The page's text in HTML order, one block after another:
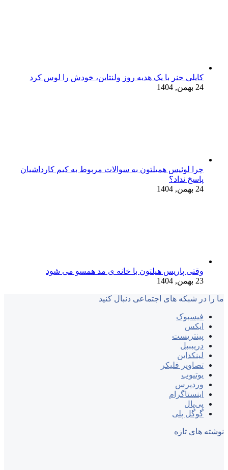
کایلی جنر با یک هدیه روز ولنتاین، خودش را لوس کرد
24 بهمن, 1404
چرا لوئیس همیلتون به سوالات مربوط به کیم کارداشیان
پاسخ نداد؟
24 بهمن, 1404
وقتی پاریس هیلتون با خانه‌ ی مد همسو می شود
23 بهمن, 1404
ما را در شبکه های اجتماعی دنبال کنید
فیسبوک
ایکس
پینتریست
دریبببل
لینکداین
تصاویر فلیکر
یوتیوب
وردپرس
اینستاگرام
پی‌پال
گوگل پلی
نوشته های تازه